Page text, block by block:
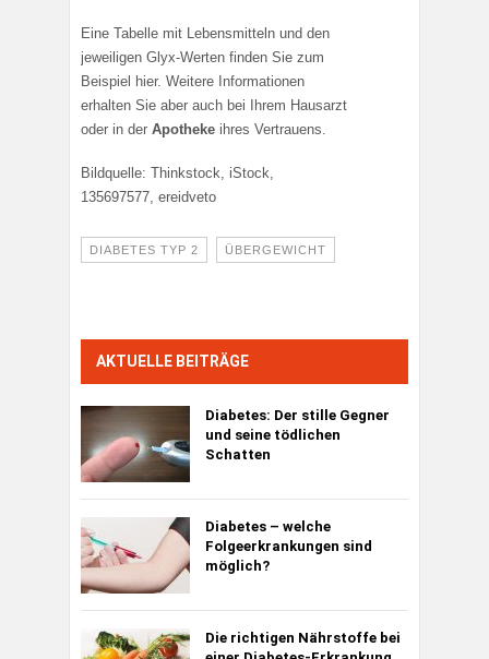
Eine Tabelle mit Lebensmitteln und den
jeweiligen Glyx-Werten finden Sie zum
Beispiel hier. Weitere Informationen
erhalten Sie aber auch bei Ihrem Hausarzt
oder in der Apotheke ihres Vertrauens.
Bildquelle: Thinkstock, iStock,
135697577, ereidveto
DIABETES TYP 2 ÜBERGEWICHT
AKTUELLE BEITRÄGE
Diabetes: Der stille Gegner
und seine tödlichen
Schatten
Diabetes – welche
Folgeerkrankungen sind
möglich?
Die richtigen Nährstoffe bei